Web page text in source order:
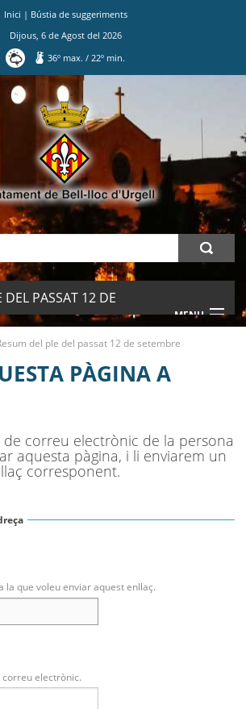
Inici | Bústia de suggeriments
Dijous, 6de Agostdel 2026
36º max./ 22º min.
DEL PASSAT 12 DE
MENU
del ple del passat 12 de setembre
PÀGINA A
correu electrònic de la persona
aquesta pàgina, i li enviarem un
corresponent.
la que voleu enviar aquest enllaç.
electrònic.